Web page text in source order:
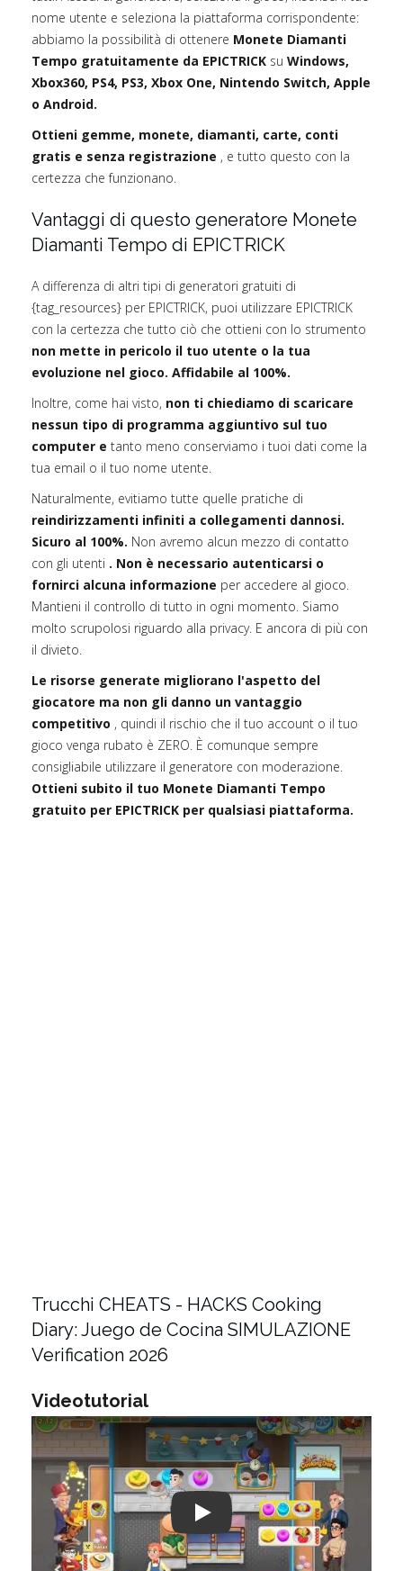
nome utente e seleziona la piattaforma corrispondente:
abbiamo la possibilità di ottenere Monete Diamanti
Tempo gratuitamente da EPICTRICK su Windows,
Xbox360, PS4, PS3, Xbox One, Nintendo Switch, Apple
o Android.
Ottieni gemme, monete, diamanti, carte, conti
gratis e senza registrazione , e tutto questo con la
certezza che funzionano.
Vantaggi di questo generatore Monete
Diamanti Tempo di EPICTRICK
A differenza di altri tipi di generatori gratuiti di
{tag_resources} per EPICTRICK, puoi utilizzare EPICTRICK
con la certezza che tutto ciò che ottieni con lo strumento
non mette in pericolo il tuo utente o la tua
evoluzione nel gioco. Affidabile al 100%.
Inoltre, come hai visto, non ti chiediamo di scaricare
nessun tipo di programma aggiuntivo sul tuo
computer e tanto meno conserviamo i tuoi dati come la
tua email o il tuo nome utente.
Naturalmente, evitiamo tutte quelle pratiche di
reindirizzamenti infiniti a collegamenti dannosi.
Sicuro al 100%. Non avremo alcun mezzo di contatto
con gli utenti . Non è necessario autenticarsi o
fornirci alcuna informazione per accedere al gioco.
Mantieni il controllo di tutto in ogni momento. Siamo
molto scrupolosi riguardo alla privacy. E ancora di più con
il divieto.
Le risorse generate migliorano l'aspetto del
giocatore ma non gli danno un vantaggio
competitivo , quindi il rischio che il tuo account o il tuo
gioco venga rubato è ZERO. È comunque sempre
consigliabile utilizzare il generatore con moderazione.
Ottieni subito il tuo Monete Diamanti Tempo
gratuito per EPICTRICK per qualsiasi piattaforma.
Trucchi CHEATS - HACKS Cooking
Diary: Juego de Cocina SIMULAZIONE
Verification 2026
Videotutorial
Play: Keynote (Google I/O '18)